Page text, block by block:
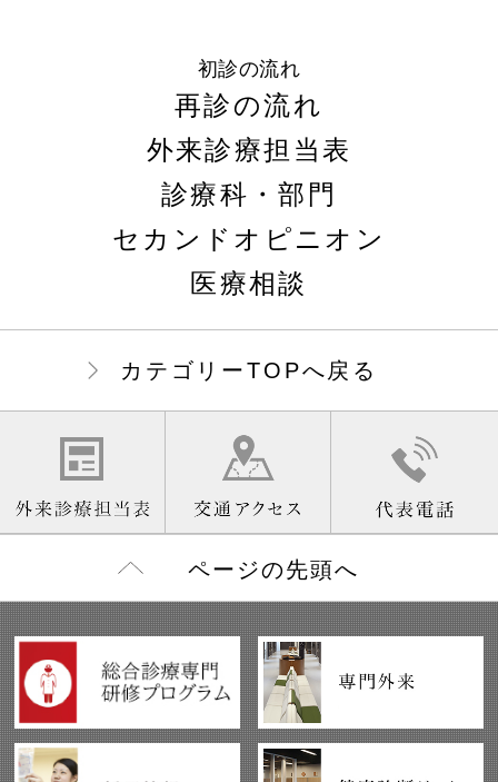
初診の流れ
再診の流れ
外来診療担当表
診療科・部門
セカンドオピニオン
医療相談
カテゴリーTOPへ戻る
ページの先頭へ